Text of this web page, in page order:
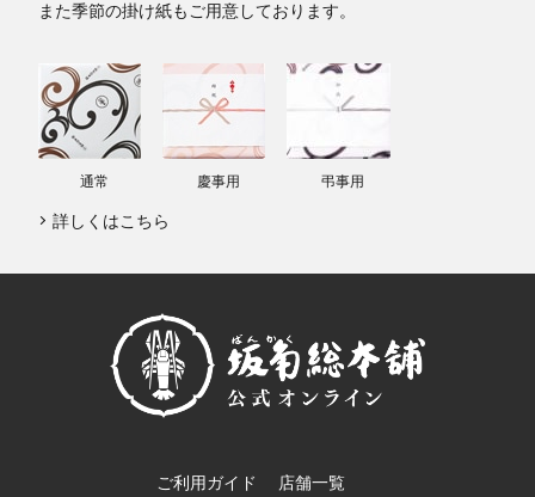
また季節の掛け紙もご用意しております。
通常 慶事用 弔事用
詳しくはこちら
ご利用ガイド 店舗一覧